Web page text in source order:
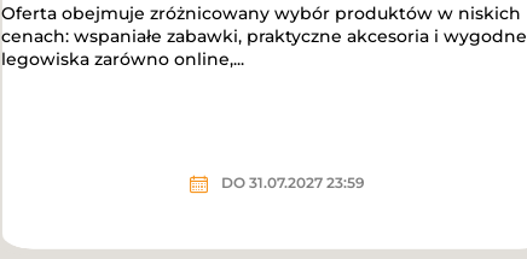
Oferta obejmuje zróżnicowany wybór produktów w niskich
cenach: wspaniałe zabawki, praktyczne akcesoria i wygodne
legowiska zarówno online,...
DO 31.07.2027 23:59